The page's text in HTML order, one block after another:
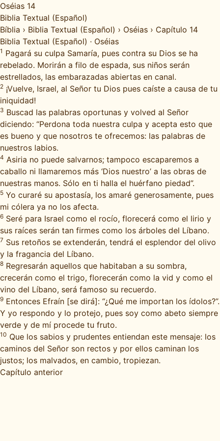
Oséias 14
Biblia Textual (Español)
Bíblia › Biblia Textual (Español) › Oséias › Capítulo 14
Biblia Textual (Español) · Oséias
1 Pagará su culpa Samaría, pues contra su Dios se ha
rebelado. Morirán a filo de espada, sus niños serán
estrellados, las embarazadas abiertas en canal.
2 ¡Vuelve, Israel, al Señor tu Dios pues caíste a causa de tu
iniquidad!
3 Buscad las palabras oportunas y volved al Señor
diciendo: “Perdona toda nuestra culpa y acepta esto que
es bueno y que nosotros te ofrecemos: las palabras de
nuestros labios.
4 Asiria no puede salvarnos; tampoco escaparemos a
caballo ni llamaremos más ‘Dios nuestro’ a las obras de
nuestras manos. Sólo en ti halla el huérfano piedad”.
5 Yo curaré su apostasía, los amaré generosamente, pues
mi cólera ya no los afecta.
6 Seré para Israel como el rocío, florecerá como el lirio y
sus raíces serán tan firmes como los árboles del Líbano.
7 Sus retoños se extenderán, tendrá el esplendor del olivo
y la fragancia del Líbano.
8 Regresarán aquellos que habitaban a su sombra,
crecerán como el trigo, florecerán como la vid y como el
vino del Líbano, será famoso su recuerdo.
9 Entonces Efraín [se dirá]: “¿Qué me importan los ídolos?”.
Y yo respondo y lo protejo, pues soy como abeto siempre
verde y de mí procede tu fruto.
10 Que los sabios y prudentes entiendan este mensaje: los
caminos del Señor son rectos y por ellos caminan los
justos; los malvados, en cambio, tropiezan.
Capítulo anterior